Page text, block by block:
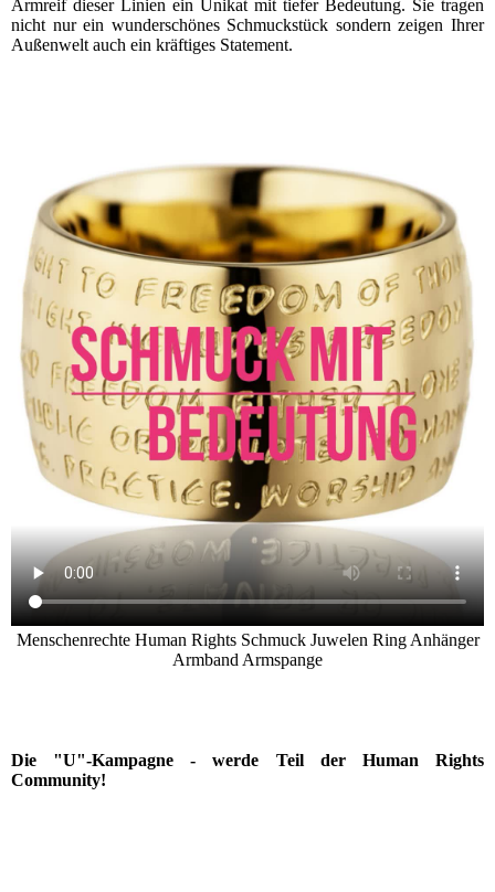
Armreif dieser Linien ein Unikat mit tiefer Bedeutung. Sie tragen
nicht nur ein wunderschönes Schmuckstück sondern zeigen Ihrer
Außenwelt auch ein kräftiges Statement.
Menschenrechte Human Rights Schmuck Juwelen Ring Anhänger
Armband Armspange
Die "U"-Kampagne - werde Teil der Human Rights
Community!